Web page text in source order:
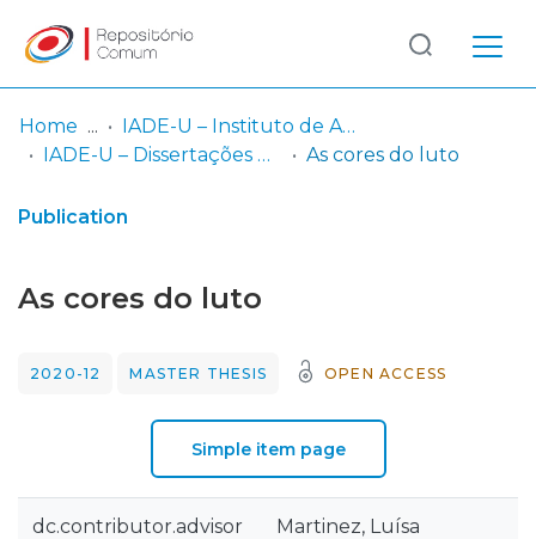
& Collections
Statistics
Log
In
(current)
Home
IADE-U – Instituto de Arte, Design e Empresa - Universitário
IADE-U – Dissertações de Mestrado
As cores do luto
Publication
As cores do luto
2020-12 MASTER THESIS OPEN ACCESS
Simple item page
dc.contributor.advisor Martinez, Luísa